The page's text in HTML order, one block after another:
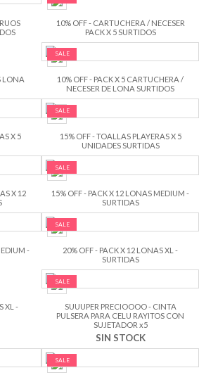
10% OFF - CARTUCHERA / NECESER
PACK X 5 SURTIDOS
LONA
SALE
10% OFF - PACK X 5 CARTUCHERA /
NECESER DE LONA SURTIDOS
X 5
SALE
15% OFF - TOALLAS PLAYERAS X 5
UNIDADES SURTIDAS
X 12
SALE
15% OFF - PACK X 12 LONAS MEDIUM -
SURTIDAS
-
SALE
20% OFF - PACK X 12 LONAS XL -
SURTIDAS
XL -
SALE
SUUUPER PRECIOOOO - CINTA
PULSERA PARA CELU RAYITOS CON
SUJETADOR x5
SIN STOCK
SALE